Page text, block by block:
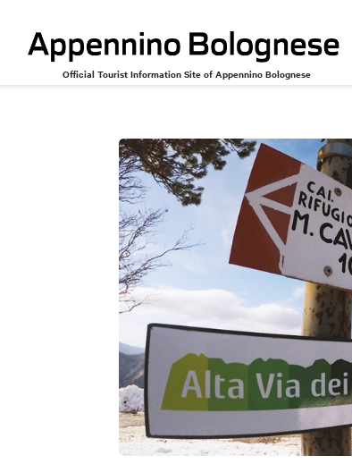
Official Tourist Information Site of Appennino Bolognese